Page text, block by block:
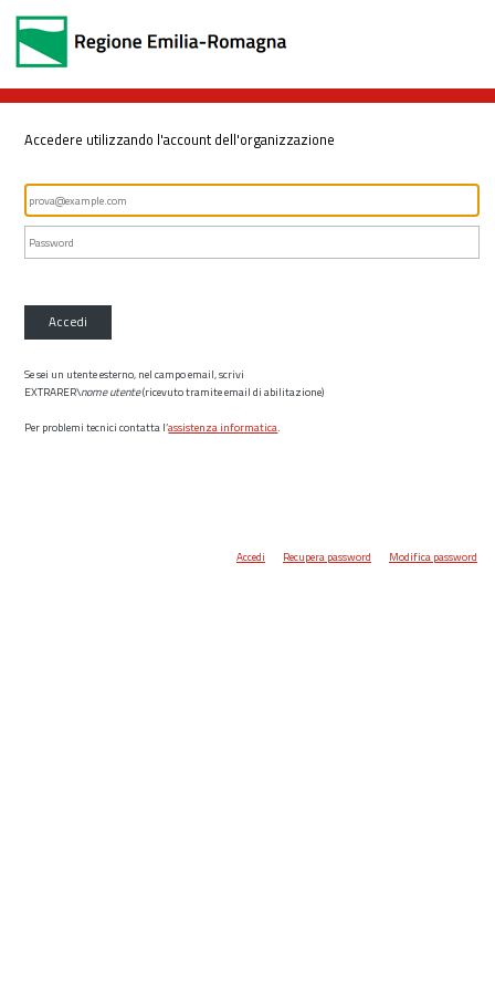
Accedere utilizzando l'account dell'organizzazione
Accedi
Se sei un utente esterno, nel campo email, scrivi
EXTRARER\nome utente(ricevuto tramite email di abilitazione)
Per problemi tecnici contatta l’assistenza informatica.
Accedi Recupera password Modifica password